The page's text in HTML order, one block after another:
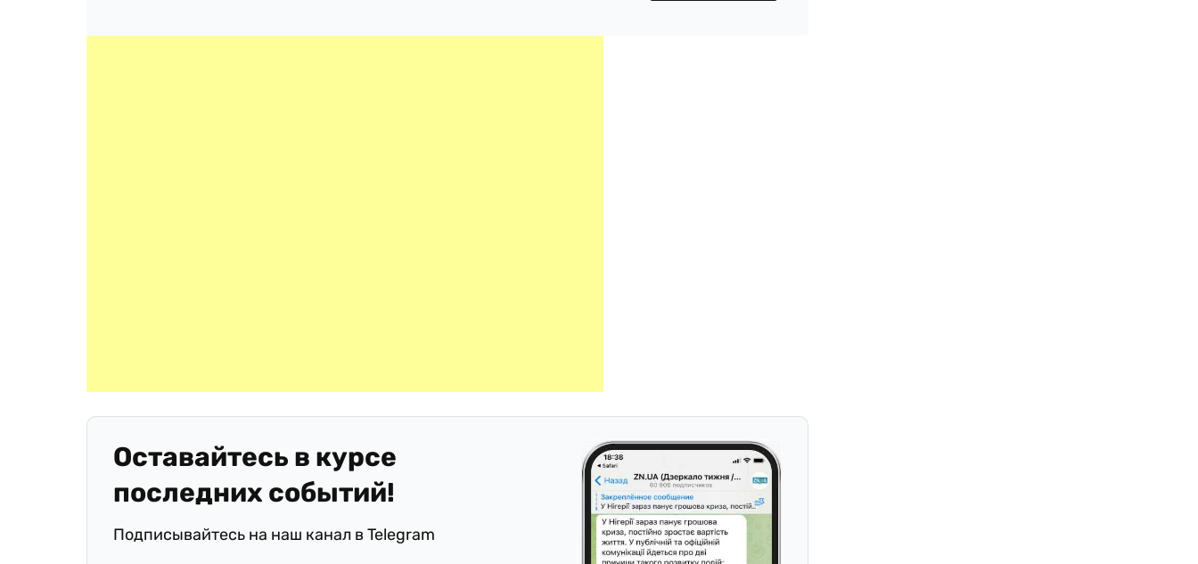
Оставайтесь в курсе
последних событий!
Подписывайтесь на наш канал в Telegram